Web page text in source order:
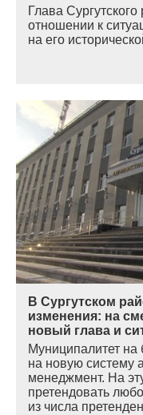
Глава
отношении к
на его
В Сургутском
изменения: на
новый глава и
Муниципалитет
на новую систему
менеджмент. На
претендовать
из числа